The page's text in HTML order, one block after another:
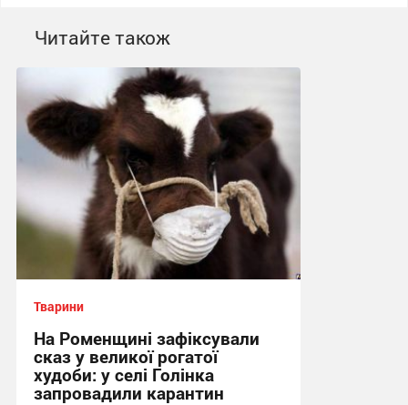
Читайте також
Тварини
На Роменщині зафіксували
сказ у великої рогатої
худоби: у селі Голінка
запровадили карантин